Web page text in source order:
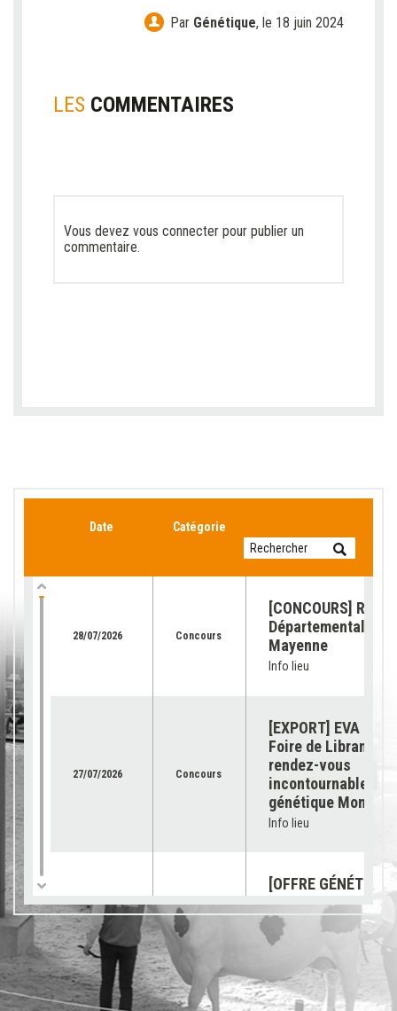
Par Génétique, le 18 juin 2024
LES COMMENTAIRES
Vous devez vous connecter pour publier un
commentaire.
Date Catégorie
28/07/2026 Concours
[CONCOURS]
Départemental de
Mayenne
Info lieu
27/07/2026 Concours
[EXPORT] EVA
Foire de Libramont
rendez-vous
incontournable
génétique
Info lieu
23/07/2026 Génétique
[OFFRE
catalogue 2026 est
disponible !
Info lieu
[SUBVENTION] Les